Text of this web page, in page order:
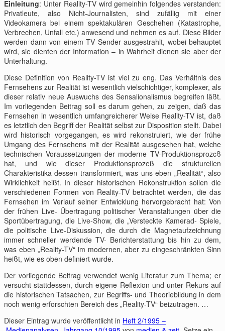
Einleitung: Unter Reality-TV wird gemeinhin folgendes verstanden:
Privatleute, also Nicht-Journalisten, sind zufällig mit einer
Videokamera bei einem spektakulären Geschehen (Katastrophe,
Verbrechen, Unfall etc.) anwesend und nehmen es auf. Diese Bilder
werden dann von einem TV Sender ausgestrahlt, wobei behauptet
wird, sie dienten der Information – in Wahrheit dienen sie aber der
Unterhaltung.
Diese Definition von Reality-TV ist viel zu eng. Das Verhältnis des
Fernsehens zur Realität ist wesentlich vielschichtiger, komplexer, als
dieser relativ neue Auswuchs des Sensalionalismus begreifen läßt.
Im vorliegenden Beitrag soll es darum gehen, zu zeigen, daß das
Fernsehen in wesentlich umfangreicherer Weise Reality-TV ist, daß
es letztlich den Begriff der Realität selbst zur Disposition stellt. Dabei
wird historisch vorgegangen, es wird rekonstruiert, wie der frühe
Umgang des Fernsehens mit der Realität ausgesehen hat, welche
technischen Voraussetzungen der moderne TV-Produktionsprozcß
hat, und wie dieser Produktionsprozeß die strukturellen
Charakteristika dessen transformiert, was uns eben „Realität“, also
Wirklichkeit heißt. In dieser historischen Rekonstruktion sollen die
verschiedenen Formen von Reality-TV betrachtet werden, die das
Fernsehen im Verlauf seiner Entwicklung hervorgebracht hat: Von
der frühen Live- Übertragung politischer Veranstaltungen über die
Sportübertragung, die Live-Show, die „Versteckte Kamerad- Spiele,
die politische Live-Diskussion, die durch die Magnetaufzeichnung
immer schneller werdende TV- Berichterstattung bis hin zu dem,
was eben „Reality-TV“ im modernen, aber zu eingeschränkten Sinn
heißt, wie es oben definiert wurde.
Der vorliegende Beitrag verwendet wenig Literatur zum Thema; er
versucht stattdessen, durch eigene Reflexion und unter Rekurs auf
die historischen Tatsachen, zur Begriffs- und Theoriebildung in dem
noch wenig erforschten Bereich des „Reality-TV“ beizutragen. …
Dieser Eintrag wurde veröffentlicht in Heft 2/1995 –